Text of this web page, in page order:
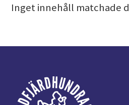
Inget innehåll matchade
Footer